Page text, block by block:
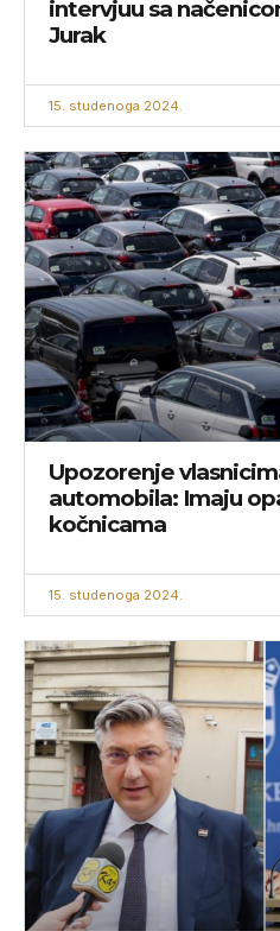
intervjuu sa
Jurak
15. studenoga 2024.
Upozorenje
automobila: Imaju
kočnicama
15. studenoga 2024.